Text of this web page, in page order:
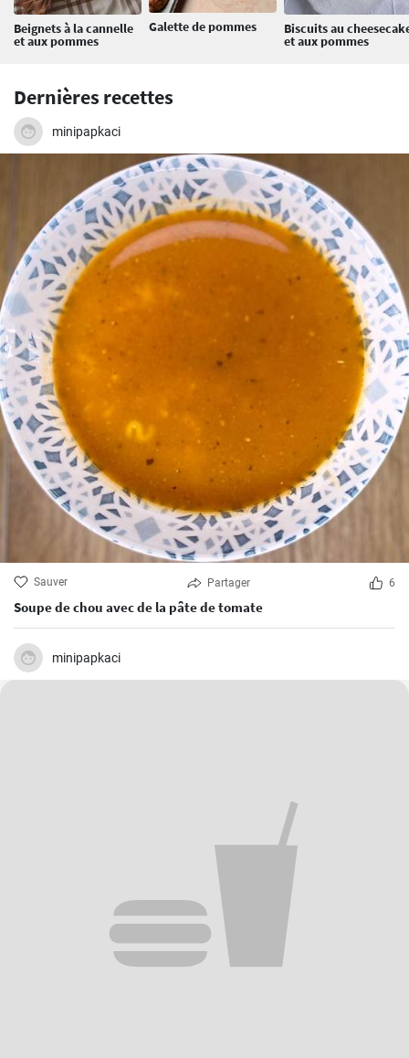
Beignets à la cannelle
et aux pommes
Galette de pommes Biscuits au
et aux pommes
Dernières recettes
minipapkaci
Sauver Partager 6
Soupe de chou avec de la pâte de tomate
minipapkaci